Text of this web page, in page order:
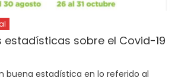
estadísticas sobre el Covid-19
buena estadística en lo referido al